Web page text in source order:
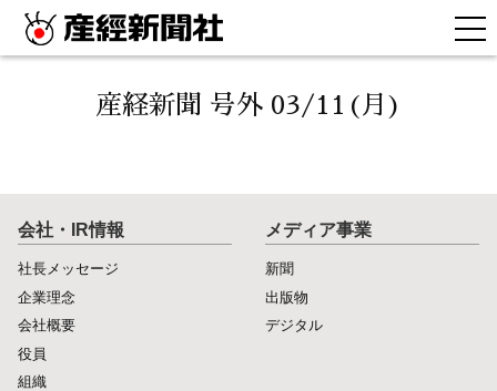
産経新聞 号外 03/11(月)
会社・IR情報
社長メッセージ
企業理念
会社概要
役員
組織
メディア事業
新聞
出版物
デジタル